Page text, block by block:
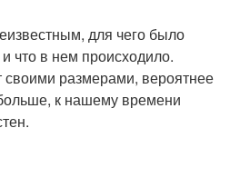
для чего было
что в нем происходило.
размерами, вероятнее
к нашему времени